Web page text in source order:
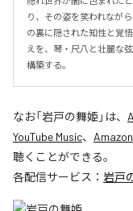
り、その姿を笑われなが
の裏に隠された知性と覚悟
えを、琴・尺八と壮麗な
構築する。
なお「岩戸の舞姫 」は、
YouTube Music、
聴くことができる。
各配信サービス： 岩戸